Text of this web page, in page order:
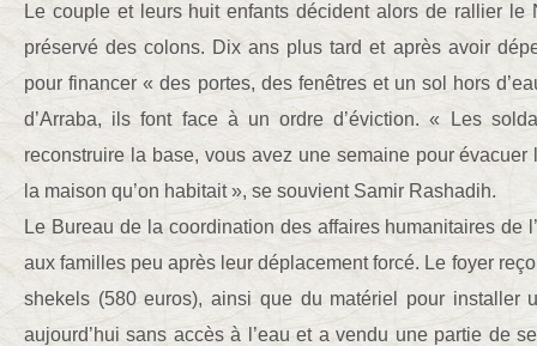
Le couple et leurs huit enfants décident alors de rallier le
préservé des colons. Dix ans plus tard et après avoir
pour financer « des portes, des fenêtres et un sol hors
d’Arraba, ils font face à un ordre d’éviction. « Les
reconstruire la base, vous avez une semaine pour
la maison qu’on habitait », se souvient Samir Rashadih.
Le Bureau de la coordination des affaires humanitaires de
aux familles peu après leur déplacement forcé. Le foyer
shekels (580 euros), ainsi que du matériel pour installer
aujourd’hui sans accès à l’eau et a vendu une partie de